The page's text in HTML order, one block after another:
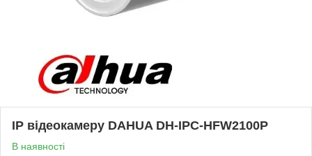
IP відеокамеру DAHUA DH-IPC-HFW2100P
В наявності